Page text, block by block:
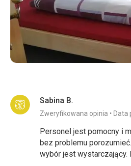
Sabina B.
Zweryfikowana opinia Data
Personel jest pomocny i
bez problemu
wybór jest wystarczający.